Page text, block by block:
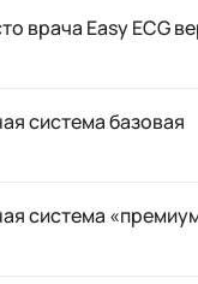
врача Easy ECG
система базовая
система